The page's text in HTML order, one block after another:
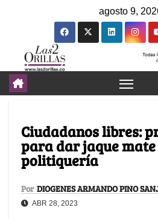
agosto 9,
Ciudadanos libres:
para dar jaque
politiquería
Por DIOGENES ARMANDO PINO
ABR 28, 2023